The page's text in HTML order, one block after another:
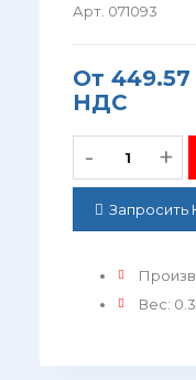
Арт. 071093
От 449.57
НДС
- +
Запросить
Вес: